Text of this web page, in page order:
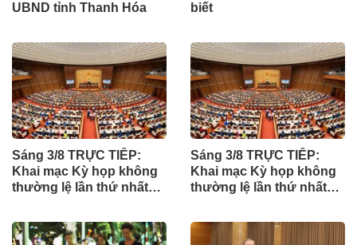
UBND tỉnh Thanh Hóa
biết
Sáng 3/8 TRỰC TIẾP:
Khai mạc Kỳ họp không
thường lệ lần thứ nhất
Sáng 3/8 TRỰC TIẾP:
Khai mạc Kỳ họp không
thường lệ lần thứ nhất